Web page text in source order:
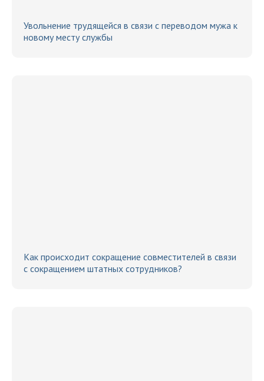
Увольнение трудящейся в связи с переводом мужа к
новому месту службы
Как происходит сокращение совместителей в связи
с сокращением штатных сотрудников?